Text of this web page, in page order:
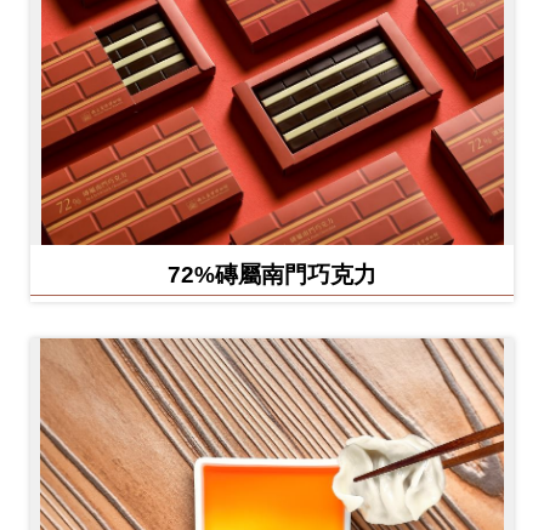
72%磚屬南門巧克力